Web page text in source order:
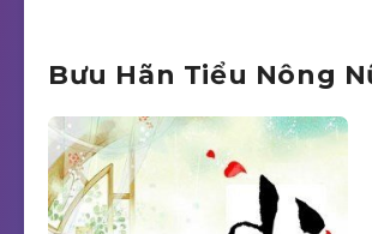
Bưu Hãn Tiểu Nông